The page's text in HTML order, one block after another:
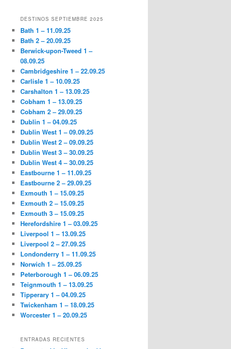
DESTINOS SEPTIEMBRE 2025
Bath 1 – 11.09.25
Bath 2 – 20.09.25
Berwick-upon-Tweed 1 –
08.09.25
Cambridgeshire 1 – 22.09.25
Carlisle 1 – 10.09.25
Carshalton 1 – 13.09.25
Cobham 1 – 13.09.25
Cobham 2 – 29.09.25
Dublin 1 – 04.09.25
Dublin West 1 – 09.09.25
Dublin West 2 – 09.09.25
Dublin West 3 – 30.09.25
Dublin West 4 – 30.09.25
Eastbourne 1 – 11.09.25
Eastbourne 2 – 29.09.25
Exmouth 1 – 15.09.25
Exmouth 2 – 15.09.25
Exmouth 3 – 15.09.25
Herefordshire 1 – 03.09.25
Liverpool 1 – 13.09.25
Liverpool 2 – 27.09.25
Londonderry 1 – 11.09.25
Norwich 1 – 25.09.25
Peterborough 1 – 06.09.25
Teignmouth 1 – 13.09.25
Tipperary 1 – 04.09.25
Twickenham 1 – 18.09.25
Worcester 1 – 20.09.25
ENTRADAS RECIENTES